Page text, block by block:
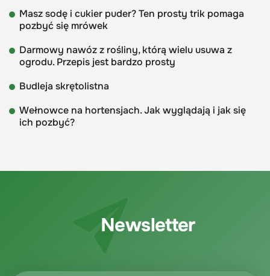
Masz sodę i cukier puder? Ten prosty trik pomaga
pozbyć się mrówek
Darmowy nawóz z rośliny, którą wielu usuwa z
ogrodu. Przepis jest bardzo prosty
Budleja skrętolistna
Wełnowce na hortensjach. Jak wyglądają i jak się
ich pozbyć?
Newsletter